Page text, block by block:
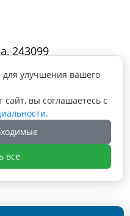
243099
улучшения вашего
сайт, вы соглашаетесь с
все